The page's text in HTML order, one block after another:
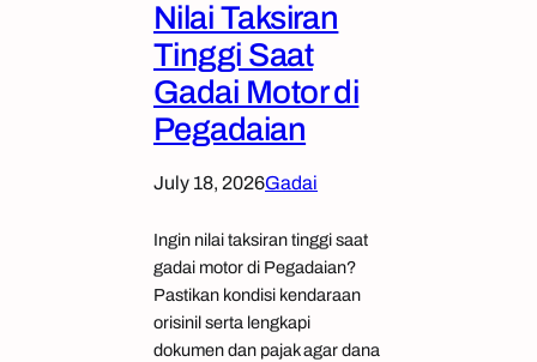
Nilai Taksiran
Tinggi Saat
Gadai Motor di
Pegadaian
July 18, 2026Gadai
Ingin nilai taksiran tinggi saat
gadai motor di Pegadaian?
Pastikan kondisi kendaraan
orisinil serta lengkapi
dokumen dan pajak agar dana